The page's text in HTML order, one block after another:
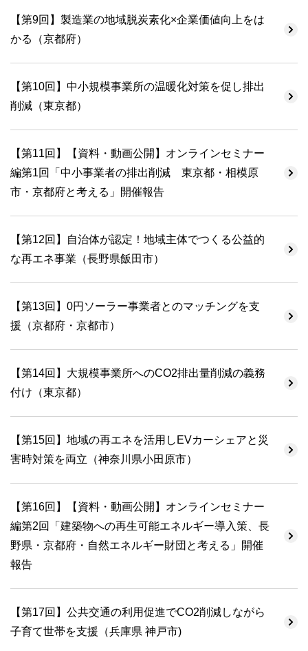
【第9回】製造業の地域脱炭素化×企業価値向上をは
かる（京都府）
【第10回】中小規模事業所の温暖化対策を促し排出
削減（東京都）
【第11回】【資料・動画公開】オンラインセミナー
編第1回「中小事業者の排出削減 東京都・相模原
市・京都府と考える」開催報告
【第12回】自治体が認定！地域主体でつくる公益的
な再エネ事業（長野県飯田市）
【第13回】0円ソーラー事業者とのマッチングを支
援（京都府・京都市）
【第14回】大規模事業所へのCO2排出量削減の義務
付け（東京都）
【第15回】地域の再エネを活用しEVカーシェアと災
害時対策を両立（神奈川県小田原市）
【第16回】【資料・動画公開】オンラインセミナー
編第2回「建築物への再生可能エネルギー導入策、長
野県・京都府・自然エネルギー財団と考える」開催
報告
【第17回】公共交通の利用促進でCO2削減しながら
子育て世帯を支援（兵庫県 神戸市)